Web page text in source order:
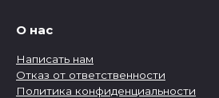
О нас
Написать нам
Отказ от ответственности
Политика конфиденциальности